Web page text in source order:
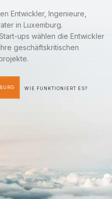
Entwickler, Ingenieure,
in Luxemburg.
ups wählen die Entwickler
geschäftskritischen
WIE FUNKTIONIERT ES?